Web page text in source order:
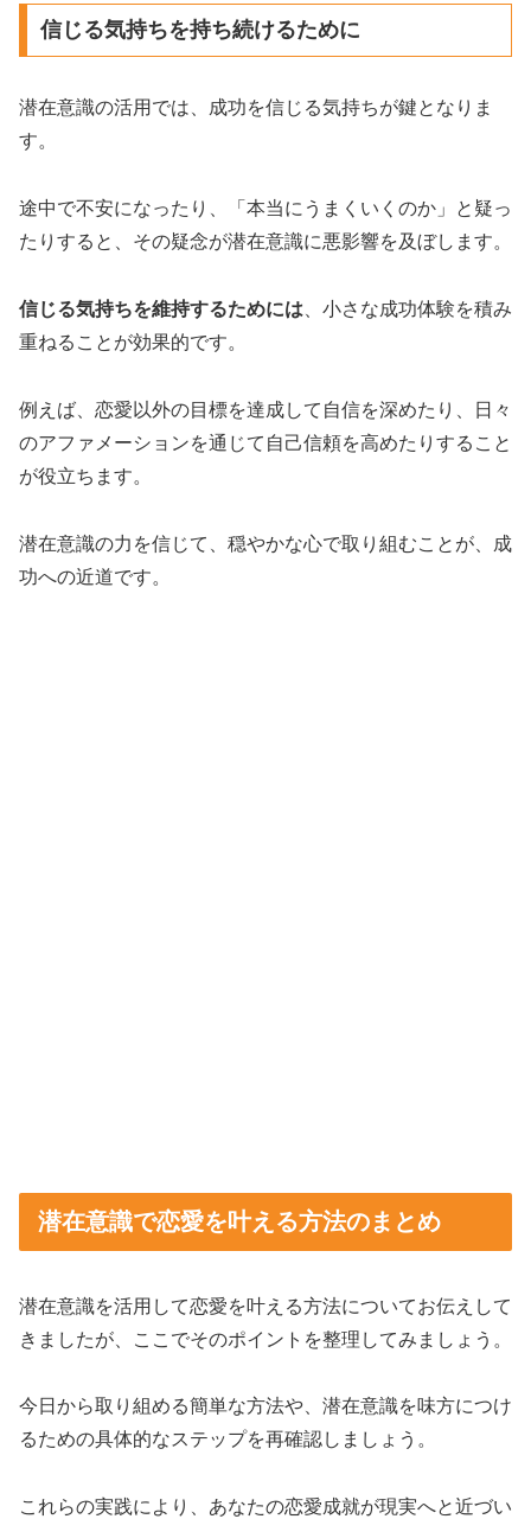
信じる気持ちを持ち続けるために
潜在意識の活用では、成功を信じる気持ちが鍵となりま
す。
途中で不安になったり、「本当にうまくいくのか」と疑っ
たりすると、その疑念が潜在意識に悪影響を及ぼします。
信じる気持ちを維持するためには 、小さな成功体験を積み
重ねることが効果的です。
例えば、恋愛以外の目標を達成して自信を深めたり、日々
のアファメーションを通じて自己信頼を高めたりすること
が役立ちます。
潜在意識の力を信じて、穏やかな心で取り組むことが、成
功への近道です。
潜在意識で恋愛を叶える方法のまとめ
潜在意識を活用して恋愛を叶える方法についてお伝えして
きましたが、ここでそのポイントを整理してみましょう。
今日から取り組める簡単な方法や、潜在意識を味方につけ
るための具体的なステップを再確認しましょう。
これらの実践により、あなたの恋愛成就が現実へと近づい